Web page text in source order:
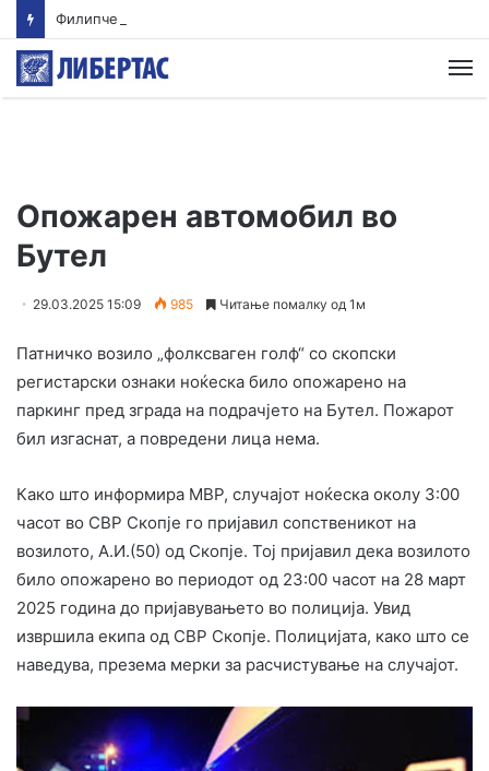
Опожарен автомобил во
Бутел
29.03.2025 15:09 985 Читање помалку од 1м
Патничко возило „фолксваген голф“ со скопски
регистарски ознаки ноќеска било опожарено на
паркинг пред зграда на подрачјето на Бутел. Пожарот
бил изгаснат, а повредени лица нема.
Како што информира МВР, случајот ноќеска околу 3:00
часот во СВР Скопје го пријавил сопственикот на
возилото, А.И.(50) од Скопје. Тој пријавил дека возилото
било опожарено во периодот од 23:00 часот на 28 март
2025 година до пријавувањето во полиција. Увид
извршила екипа од СВР Скопје. Полицијата, како што се
наведува, презема мерки за расчистување на случајот.